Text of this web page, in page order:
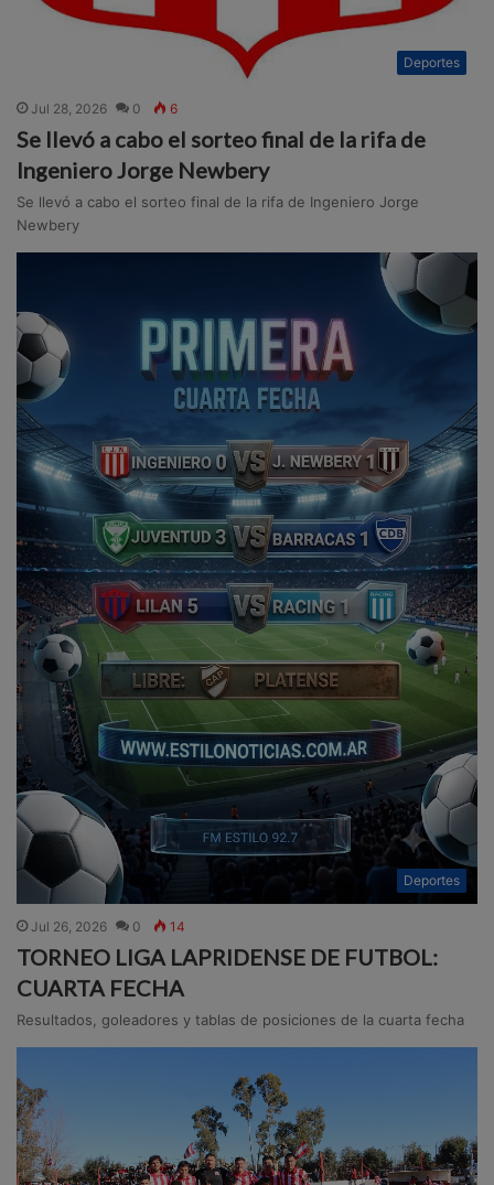
Deportes
Jul 28, 2026 0 6
Se llevó a cabo el sorteo final de la rifa de
Ingeniero Jorge Newbery
Se llevó a cabo el sorteo final de la rifa de Ingeniero Jorge
Newbery
Deportes
Jul 26, 2026 0 14
TORNEO LIGA LAPRIDENSE DE FUTBOL:
CUARTA FECHA
Resultados, goleadores y tablas de posiciones de la cuarta fecha